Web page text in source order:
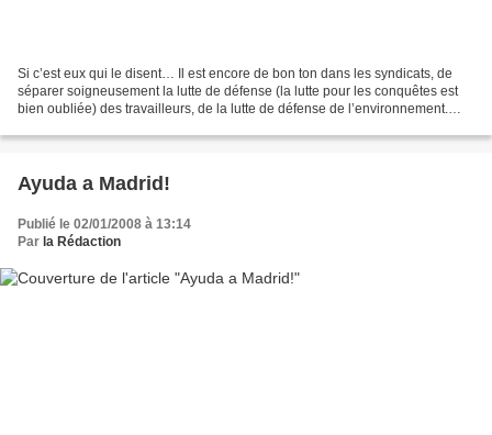
Si c’est eux qui le disent… Il est encore de bon ton dans les syndicats, de
séparer soigneusement la lutte de défense (la lutte pour les conquêtes est
bien oubliée) des travailleurs, de la lutte de défense de l’environnement.
Ayuda a Madrid!
Publié le 02/01/2008 à 13:14
Par la Rédaction